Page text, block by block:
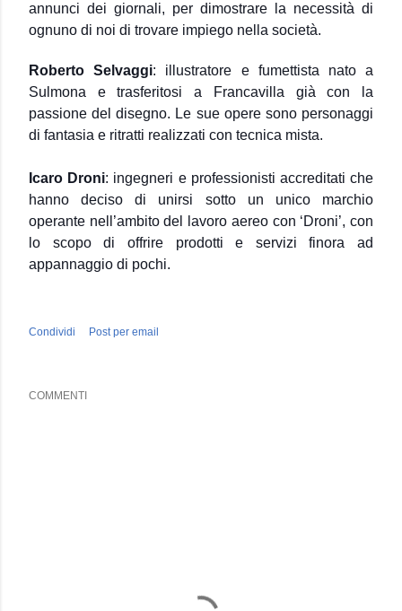
annunci dei giornali, per dimostrare la necessità di
ognuno di noi di trovare impiego nella società.
Roberto Selvaggi: illustratore e fumettista nato a
Sulmona e trasferitosi a Francavilla già con la
passione del disegno. Le sue opere sono personaggi
di fantasia e ritratti realizzati con tecnica mista.
Icaro Droni: ingegneri e professionisti accreditati che
hanno deciso di unirsi sotto un unico marchio
operante nell’ambito del lavoro aereo con ‘Droni’, con
lo scopo di offrire prodotti e servizi finora ad
appannaggio di pochi.
Condividi Post per email
COMMENTI